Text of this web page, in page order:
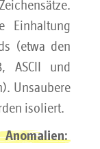
Einhaltung
(etwa den
ASCII und
Unsaubere
isoliert.